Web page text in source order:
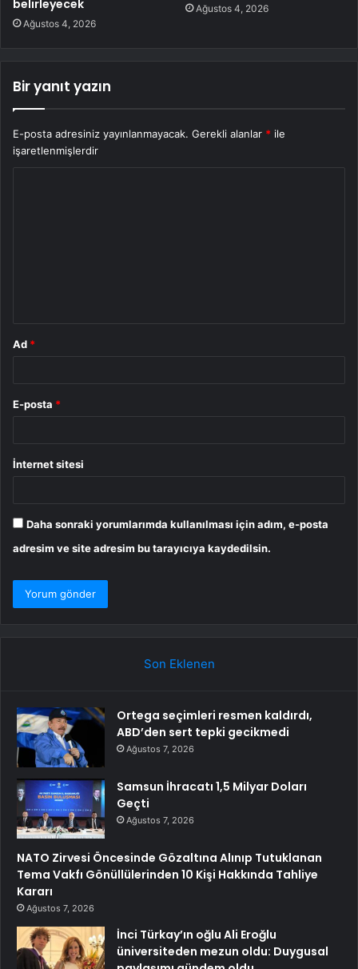
belirleyecek
Ağustos 4, 2026
Ağustos 4, 2026
Bir yanıt yazın
E-posta adresiniz yayınlanmayacak. Gerekli alanlar * ile
işaretlenmişlerdir
Ad *
E-posta *
İnternet sitesi
Daha sonraki yorumlarımda kullanılması için adım, e-posta
adresim ve site adresim bu tarayıcıya kaydedilsin.
Son Eklenen
Ortega seçimleri resmen kaldırdı,
ABD’den sert tepki gecikmedi
Ağustos 7, 2026
Samsun İhracatı 1,5 Milyar Doları
Geçti
Ağustos 7, 2026
NATO Zirvesi Öncesinde Gözaltına Alınıp Tutuklanan
Tema Vakfı Gönüllülerinden 10 Kişi Hakkında Tahliye
Kararı
Ağustos 7, 2026
İnci Türkay’ın oğlu Ali Eroğlu
üniversiteden mezun oldu: Duygusal